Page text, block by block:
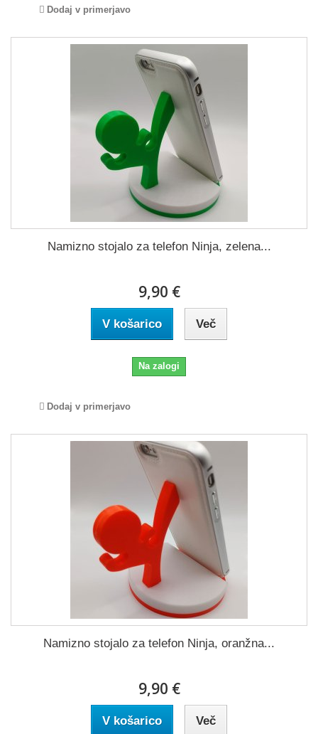
Dodaj v primerjavo
Namizno stojalo za telefon Ninja, zelena...
9,90 €
V košarico Več
Na zalogi
Dodaj v primerjavo
Namizno stojalo za telefon Ninja, oranžna...
9,90 €
V košarico Več